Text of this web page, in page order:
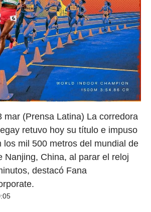
mar (Prensa Latina) La corredora
retuvo hoy su título e impuso
los mil 500 metros del mundial de
Nanjing, China, al parar el reloj
destacó Fana